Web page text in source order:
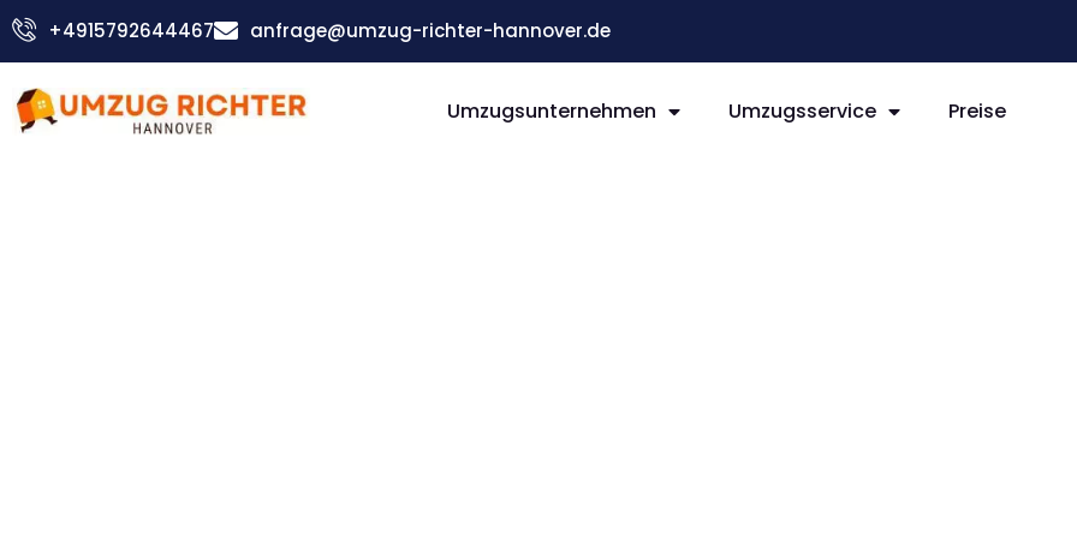
Zum
Inhalt
+4915792644467 anfrage@umzug-richter-hannover.de
Umzugsunternehmen Umzugsservice Preise